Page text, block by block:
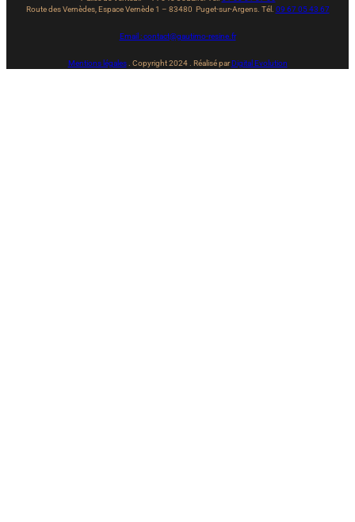
Route des Vernèdes, Espace Vernède 1 – 83480 Puget-sur-Argens. Tél. 09 67 05 43 67
Email : contact@gautimo-resine.fr
Mentions légales. Copyright 2024 . Réalisé parDigital Evolution